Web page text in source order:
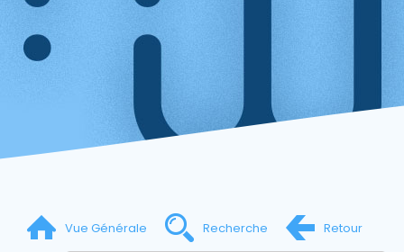
Vue Générale Recherche Retour